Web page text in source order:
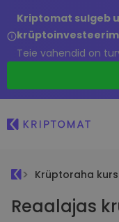
Kriptomat sulgeb
Teie vahendid on
Krüptoraha
Reaalajas